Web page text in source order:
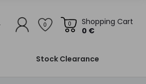
0
Shopping Cart
0 €
0
Stock Clearance